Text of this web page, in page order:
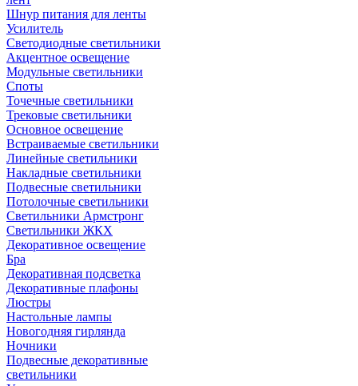
Шнур питания для ленты
Усилитель
Светодиодные светильники
Акцентное освещение
Модульные светильники
Споты
Точечные светильники
Трековые светильники
Основное освещение
Встраиваемые светильники
Линейные светильники
Накладные светильники
Подвесные светильники
Потолочные светильники
Светильники Армстронг
Светильники ЖКХ
Декоративное освещение
Бра
Декоративная подсветка
Декоративные плафоны
Люстры
Настольные лампы
Новогодняя гирлянда
Ночники
Подвесные декоративные
светильники